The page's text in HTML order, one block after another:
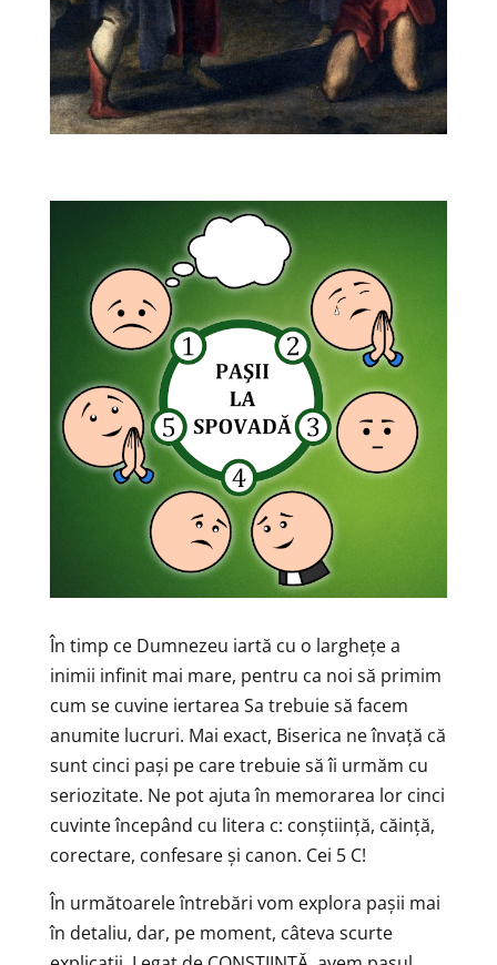
În timp ce Dumnezeu iartă cu o larghețe a
inimii infinit mai mare, pentru ca noi să primim
cum se cuvine iertarea Sa trebuie să facem
anumite lucruri. Mai exact, Biserica ne învață că
sunt cinci pași pe care trebuie să îi urmăm cu
seriozitate. Ne pot ajuta în memorarea lor cinci
cuvinte începând cu litera c: conștiință, căință,
corectare, confesare și canon. Cei 5 C!
În următoarele întrebări vom explora pașii mai
în detaliu, dar, pe moment, câteva scurte